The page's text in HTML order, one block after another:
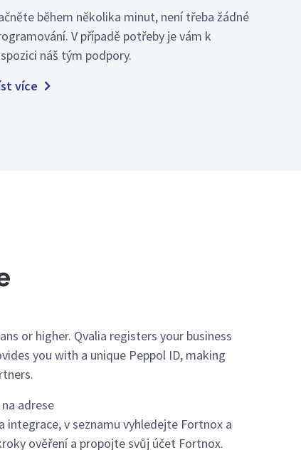
během několika minut, není třeba žádné
V případě potřeby je vám k
náš tým podpory.
více
or higher. Qvalia registers your business
you with a unique Peppol ID, making
na adrese
integrace, v seznamu vyhledejte Fortnox a
ověření a propojte svůj účet Fortnox.